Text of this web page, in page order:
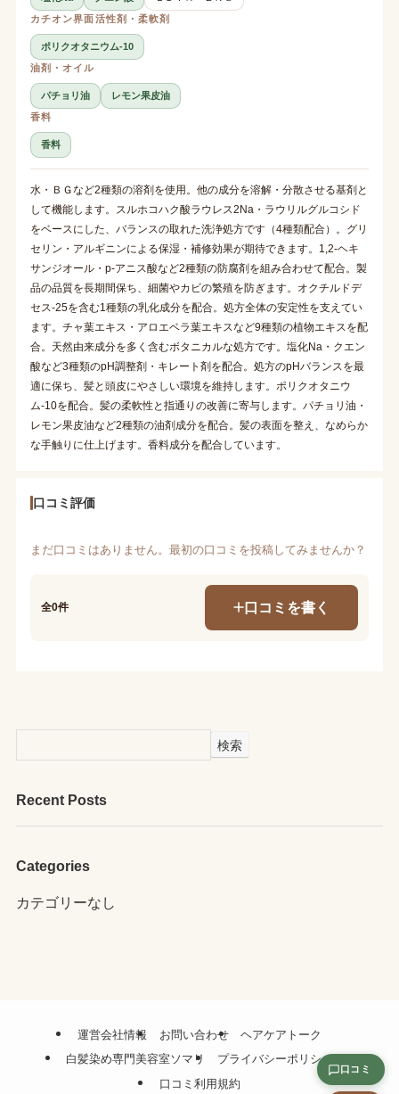
カチオン界面活性剤・柔軟剤
ポリクオタニウム-10
油剤・オイル
パチョリ油
レモン果皮油
香料
香料
水・ＢＧなど2種類の溶剤を使用。他の成分を溶解・分散させる基剤と
して機能します。スルホコハク酸ラウレス2Na・ラウリルグルコシド
をベースにした、バランスの取れた洗浄処方です（4種類配合）。グリ
セリン・アルギニンによる保湿・補修効果が期待できます。1,2-ヘキ
サンジオール・p-アニス酸など2種類の防腐剤を組み合わせて配合。製
品の品質を長期間保ち、細菌やカビの繁殖を防ぎます。オクチルドデ
セス-25を含む1種類の乳化成分を配合。処方全体の安定性を支えてい
ます。チャ葉エキス・アロエベラ葉エキスなど9種類の植物エキスを配
合。天然由来成分を多く含むボタニカルな処方です。塩化Na・クエン
酸など3種類のpH調整剤・キレート剤を配合。処方のpHバランスを最
適に保ち、髪と頭皮にやさしい環境を維持します。ポリクオタニウ
ム-10を配合。髪の柔軟性と指通りの改善に寄与します。パチョリ油・
レモン果皮油など2種類の油剤成分を配合。髪の表面を整え、なめらか
な手触りに仕上げます。香料成分を配合しています。
口コミ評価
まだ口コミはありません。最初の口コミを投稿してみませんか？
全0件 口コミを書く
検索
Recent Posts
Categories
カテゴリーなし
運営会社情報 お問い合わせ
ヘアケアトーク
白髪染め専門美容室ソマリ
プライバシーポリシー
口コミ利用規約
口コミ